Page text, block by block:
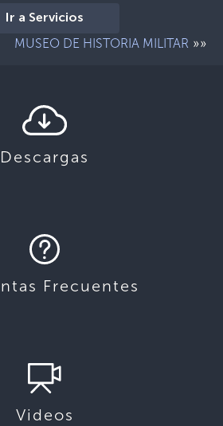
Ir a Servicios
MUSEO DE HISTORIA MILITAR »»
Descargas
Frecuentes
Videos